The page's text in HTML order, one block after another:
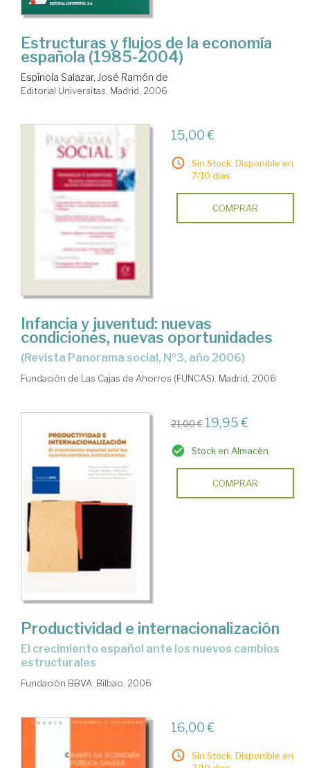
Estructuras y flujos de la economía
española (1985-2004)
Espínola Salazar, José Ramón de
Editorial Universitas. Madrid, 2006
15,00 €
Sin Stock. Disponible en
7/10 días.
COMPRAR
Infancia y juventud: nuevas
condiciones, nuevas oportunidades
(Revista Panorama social, Nº3, año 2006)
Fundación de Las Cajas de Ahorros (FUNCAS). Madrid, 2006
21,00 € 19,95 €
Stock en Almacén
COMPRAR
Productividad e internacionalización
el crecimiento español ante los nuevos cambios
estructurales
Fundación BBVA. Bilbao, 2006
16,00 €
Sin Stock. Disponible en